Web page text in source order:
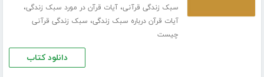
سبک زندگی قرآنی،آیات قرآن در مورد سبک زندگی،
آیات قرآن درباره سبک زندگی، سبک زندگی قرآنی
چیست
دانلود کتاب